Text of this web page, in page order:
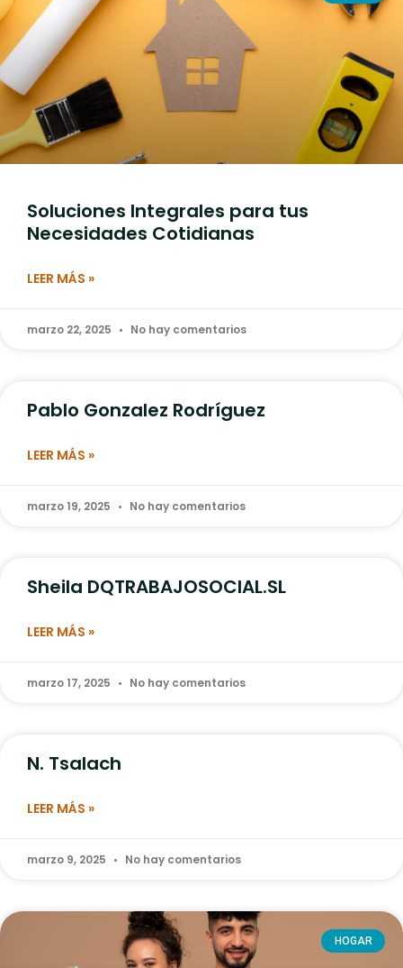
Soluciones Integrales para tus
Necesidades Cotidianas
LEER MÁS »
marzo 22, 2025 No hay comentarios
Pablo Gonzalez Rodríguez
LEER MÁS »
marzo 19, 2025 No hay comentarios
Sheila DQTRABAJOSOCIAL.SL
LEER MÁS »
marzo 17, 2025 No hay comentarios
N. Tsalach
LEER MÁS »
marzo 9, 2025 No hay comentarios
HOGAR